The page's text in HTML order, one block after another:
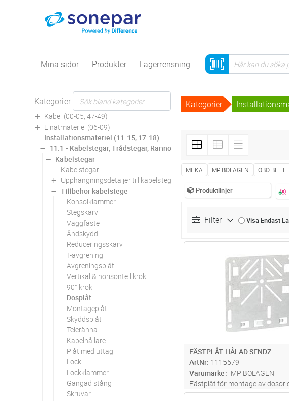
Mina sidor Produkter Lagerrensning
Kategorier
Kabel (00-05, 47-49)
Elnätmateriel (06-09)
Installationsmateriel (11-15, 17-18)
11.1 - Kabelstegar, Trådstegar, Rännor
Kabelstegar
Kabelstegar
Upphängningsdetaljer till kabelstege
Tillbehör kabelstege
Konsolklammer
Stegskarv
Väggfäste
Ändskydd
Reduceringsskarv
T-avgrening
Avgreningsplåt
Vertikal & horisontell krök
90° krök
Dosplåt
Montageplåt
Skyddsplåt
Teleränna
Kabelhållare
Plåt med uttag
Lock
Lockklammer
Gängad stång
Skruvar
Kategorier
MEKA MP BOLAGEN OBO
Produktlinjer
Filter Visa Endast
Lägg i
FÄSTPLÅT HÅLAD SENDZ
ArtNr 1115579
Varumärke
MP BOLAGEN
Fästplåt för montage av dosor
m. Snäpps fast i stegsidan på